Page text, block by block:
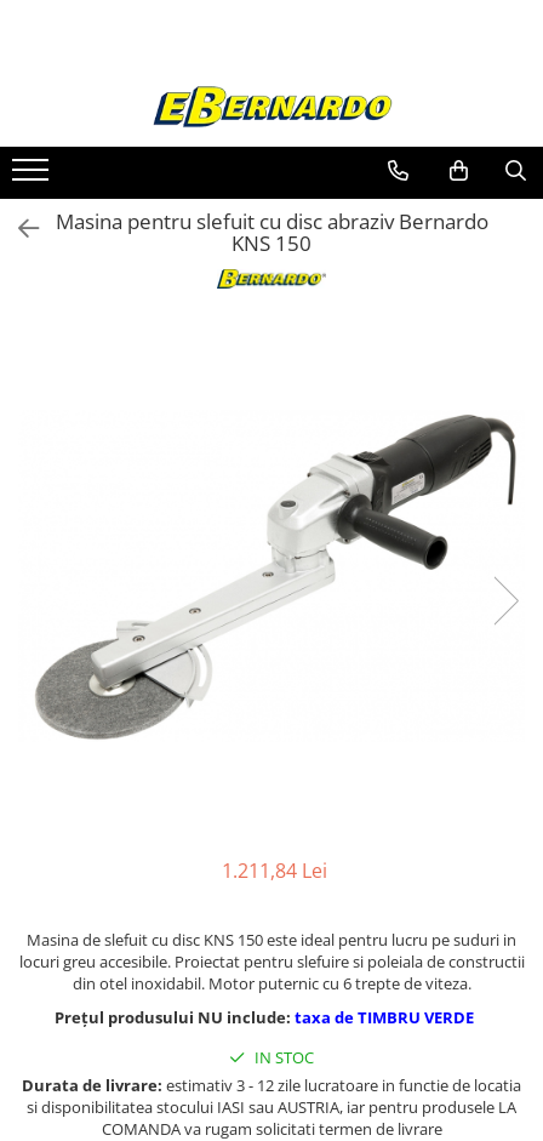
Prelucrare metal
Fierastraie pentru metal
Ferastraie mobile pentru metal
Fierastraie prelucrare metal
Ferastraie circulare pentru metal
Strunguri CNC
Strunguri cu cutie de viteze
Strunguri cu surub de ghidare
Strunguri de precizie
Strunguri metal cu freza
Strunguri universale cu viteza
Masini de gaurit - Vario - cu masa
si coloana
Masini de gaurit cu angrenaj, masa
Masini de gaurit cu coloana
Masini de gaurit cu coloana si cap
de actionare
Masina pentru slefuit cu disc abraziv Bernardo
KNS 150
1.211,84 Lei
Masina de slefuit cu disc KNS 150 este ideal pentru lucru pe suduri in
locuri greu accesibile. Proiectat pentru slefuire si poleiala de constructii
din otel inoxidabil. Motor puternic cu 6 trepte de viteza.
Prețul produsului NU include: taxa de TIMBRU VERDE
IN STOC
Durata de livrare: estimativ 3 - 12 zile lucratoare in functie de locatia
si disponibilitatea stocului IASI sau AUSTRIA, iar pentru produsele LA
COMANDA va rugam solicitati termen de livrare